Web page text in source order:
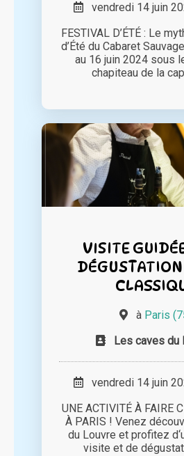
vendredi 14 juin
FESTIVAL D’ÉTÉ : Le
d’Été du Cabaret
au 16 juin 2024 sous
chapiteau de la
VISITE
à Paris
Les caves du
vendredi 14 juin
UNE ACTIVITÉ À FAIRE
À PARIS ! Venez
du Louvre et profitez
visite et de